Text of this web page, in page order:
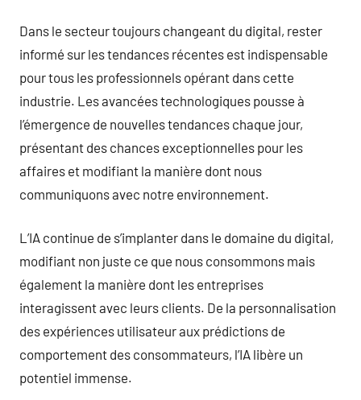
Dans le secteur toujours changeant du digital, rester
informé sur les tendances récentes est indispensable
pour tous les professionnels opérant dans cette
industrie. Les avancées technologiques pousse à
l’émergence de nouvelles tendances chaque jour,
présentant des chances exceptionnelles pour les
affaires et modifiant la manière dont nous
communiquons avec notre environnement.
L’IA continue de s’implanter dans le domaine du digital,
modifiant non juste ce que nous consommons mais
également la manière dont les entreprises
interagissent avec leurs clients. De la personnalisation
des expériences utilisateur aux prédictions de
comportement des consommateurs, l’IA libère un
potentiel immense.